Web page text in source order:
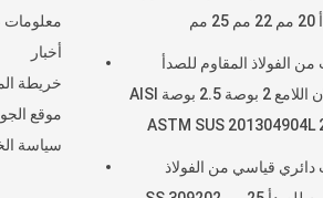
معلومات
أخبار
خريطة
موقع
سياسة
من الفولاذ المقاوم للصدأ
الملدّن اللامع 2 بوصة 2.5 بوصة AISI
ASTM SUS 201304904L
دائري قياسي من الفولاذ